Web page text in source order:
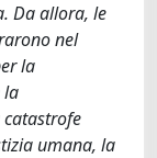
Da allora, le
nel
la
la
umana, la